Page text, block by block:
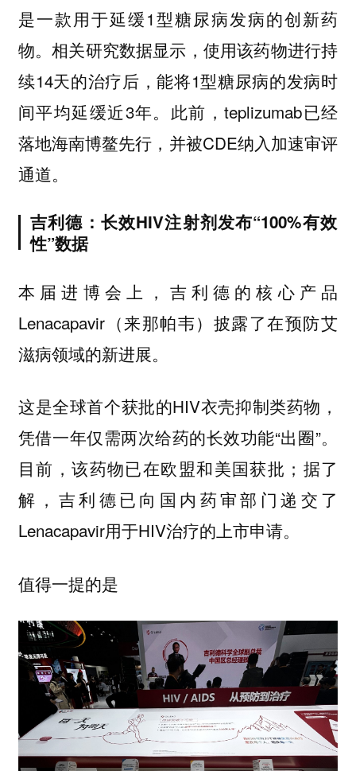
是一款用于延缓1型糖尿病发病的创新药
物。相关研究数据显示，使用该药物进行持
续14天的治疗后，能将1型糖尿病的发病时
间平均延缓近3年。此前，teplizumab已经
落地海南博鳌先行，并被CDE纳入加速审评
通道。
吉利德：长效HIV注射剂发布“100%有效
性”数据
本届进博会上，吉利德的核心产品
Lenacapavir（来那帕韦）披露了在预防艾
滋病领域的新进展。
这是全球首个获批的HIV衣壳抑制类药物，
凭借一年仅需两次给药的长效功能“出圈”。
目前，该药物已在欧盟和美国获批；据了
解，吉利德已向国内药审部门递交了
Lenacapavir用于HIV治疗的上市申请。
值得一提的是